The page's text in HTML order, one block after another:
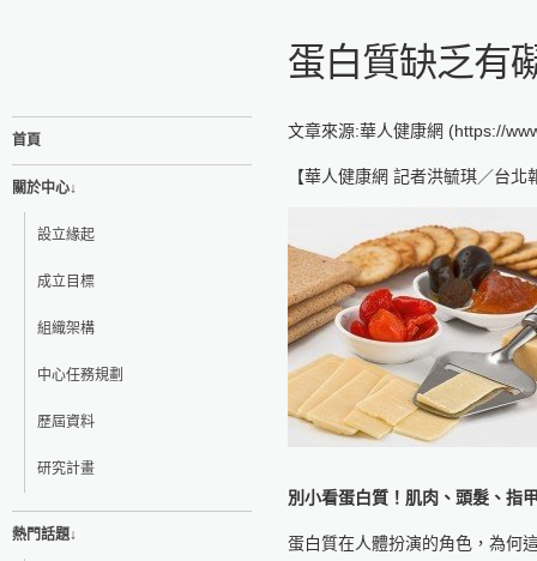
蛋白質缺乏有
首頁
關於中心↓
設立緣起
成立目標
組織架構
中心任務規劃
歷屆資料
研究計畫
熱門話題↓
文章來源:華人健康網 (https://
【華人健康網 記者洪毓琪／台北
別小看蛋白質！肌肉、頭髮、指
蛋白質在人體扮演的角色，為何